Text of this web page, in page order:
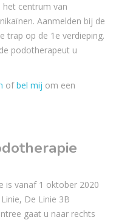
het centrum van
Aanmelden bij de
trap op de 1e verdieping.
podotherapeut u
ofbel mij om een
is vanaf 1 oktober 2020
De Linie 3B
gaat u naar rechts